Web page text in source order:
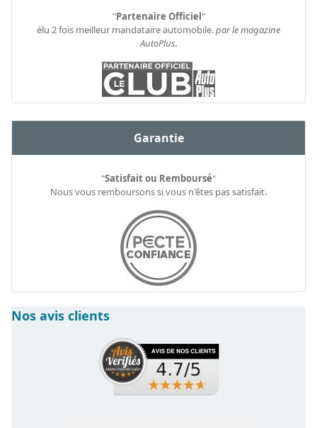
"Partenaire Officiel"
élu 2 fois meilleur mandataire automobile.par le magazine
AutoPlus.
Garantie
"Satisfait ou Remboursé"
Nous vous remboursons si vous n'êtes pas satisfait.
Nos avis clients